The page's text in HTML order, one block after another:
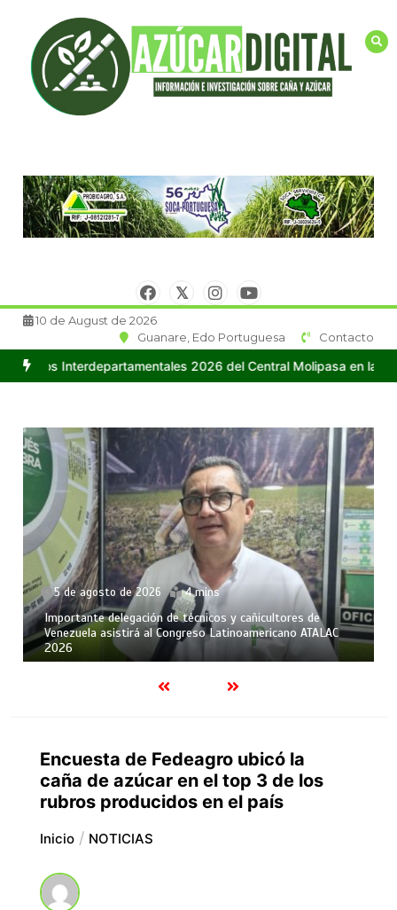
contenido
10 de August de 2026
Guanare, Edo Portuguesa
Contacto
2026 del Central Molipasa en la ciudad de Guanare
5 de agosto de 2026 4 mins
Importante delegación de técnicos y cañicultores de
Venezuela asistirá al Congreso Latinoamericano ATALAC
2026
Encuesta de Fedeagro ubicó la
caña de azúcar en el top 3 de los
rubros producidos en el país
Inicio NOTICIAS